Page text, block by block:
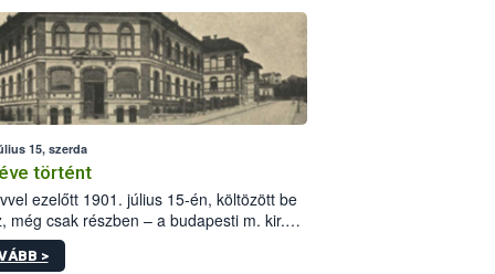
15, szerda
történt
ezelőtt 1901. július 15-én, költözött be
még csak részben – a budapesti m. kir.
állomás a Kis Rókus utca
alatti, Czigler Győző által tervezett új
>